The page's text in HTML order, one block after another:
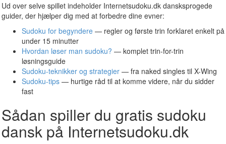
Ud over selve spillet indeholder Internetsudoku.dk dansksprogede
guider, der hjælper dig med at forbedre dine evner:
Sudoku for begyndere — regler og første trin forklaret enkelt på
under 15 minutter
Hvordan løser man sudoku? — komplet trin-for-trin
løsningsguide
Sudoku-teknikker og strategier — fra naked singles til X-Wing
Sudoku-tips — hurtige råd til at komme videre, når du sidder
fast
Sådan spiller du gratis sudoku
dansk på Internetsudoku.dk